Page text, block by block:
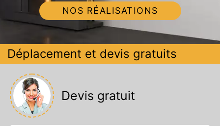
NOS RÉALISATIONS
Déplacement et devis gratuits
Devis gratuit